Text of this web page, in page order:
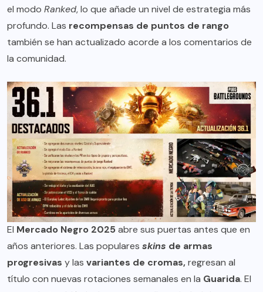
el modo Ranked, lo que añade un nivel de estrategia más
profundo. Las recompensas de puntos de rango
también se han actualizado acorde a los comentarios de
la comunidad.
El Mercado Negro 2025abre sus puertas antes que en
años anteriores. Las populares skins de armas
progresivas y las variantes de cromas,regresan al
título con nuevas rotaciones semanales en la Guarida. El